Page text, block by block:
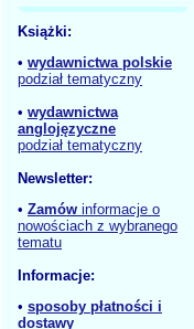
Książki:
• wydawnictwa polskie
podział tematyczny
• wydawnictwa
anglojęzyczne
podział tematyczny
Newsletter:
• Zamów informacje o
nowościach z wybranego
tematu
Informacje:
• sposoby płatności i
dostawy